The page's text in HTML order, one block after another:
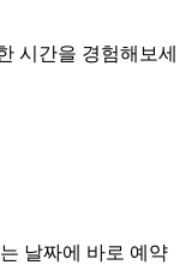
시간을 경험해보세
날짜에 바로 예약